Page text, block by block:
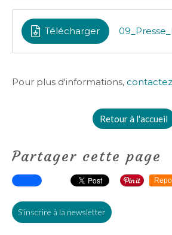
Télécharger
Pour plus d'informations,
Retour à l'accueil
Partager cette page
S'inscrire à la newsletter